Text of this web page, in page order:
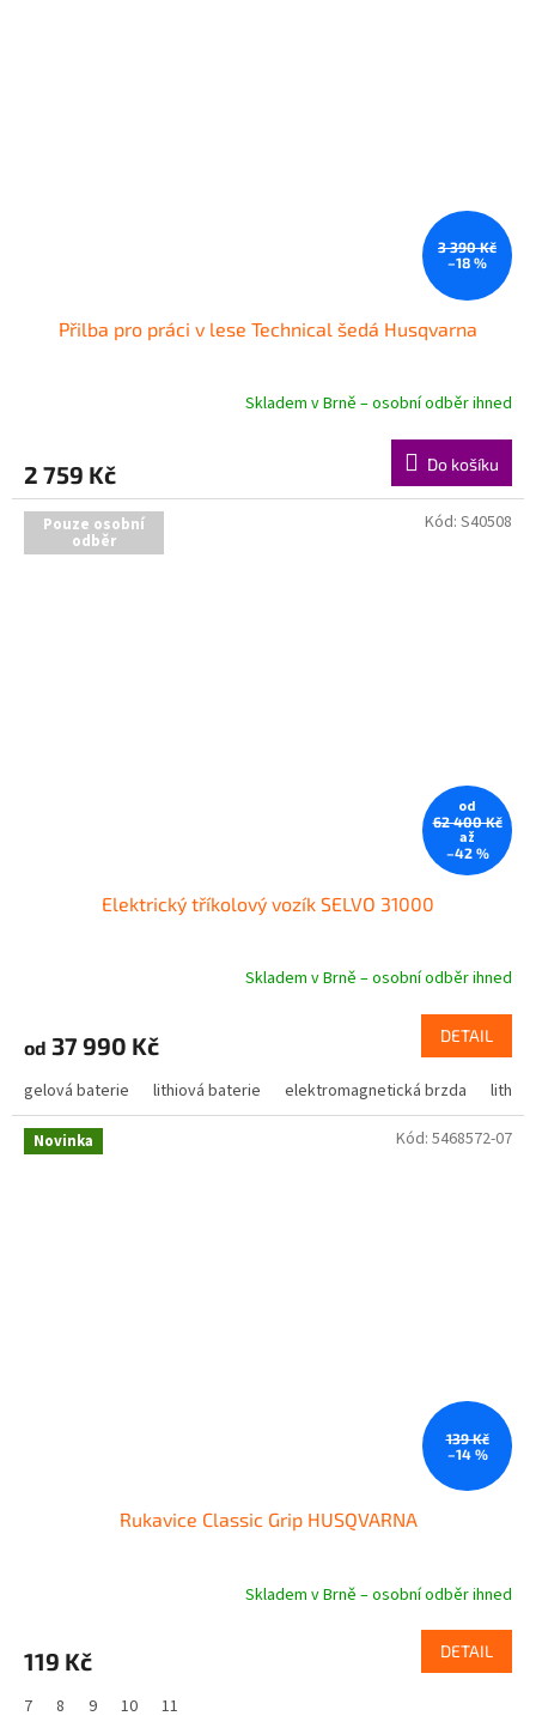
3 390 Kč
–18 %
Přilba pro práci v lese Technical šedá Husqvarna
je
5,0
Skladem v Brně – osobní odběr ihned
2 759 Kč Do košíku
Pouze osobní
odběr
od
62 400 Kč
až
–42 %
Elektrický tříkolový vozík SELVO 31000
Skladem v Brně – osobní odběr ihned
od 37 990 Kč DETAIL
gelová baterie lithiová baterie elektromagnetická brzda
Kód: S40508
Novinka
139 Kč
–14 %
Rukavice Classic Grip HUSQVARNA
Skladem v Brně – osobní odběr ihned
119 Kč DETAIL
7 8 9 10 11
Kód: 5468572-07